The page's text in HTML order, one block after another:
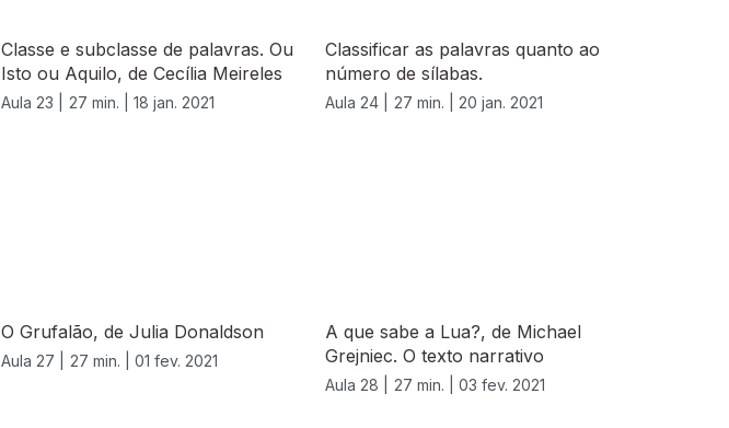
Classe e subclasse de palavras. Ou
Isto ou Aquilo, de Cecília Meireles
Aula 23 | 27 min. | 18 jan. 2021
Classificar as palavras quanto ao
número de sílabas.
Aula 24 | 27 min. | 20 jan. 2021
O Grufalão, de Julia Donaldson
Aula 27 | 27 min. | 01 fev. 2021
A que sabe a Lua?, de Michael
Grejniec. O texto narrativo
Aula 28 | 27 min. | 03 fev. 2021